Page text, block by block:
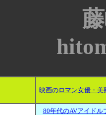
映画のロマン女優・美
80年代のAVアイドル